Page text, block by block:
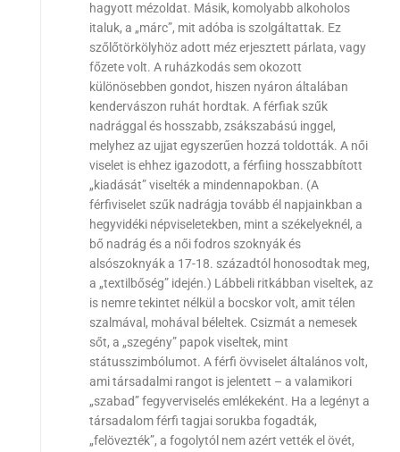
hagyott mézoldat. Másik, komolyabb alkoholos
italuk, a „márc”, mit adóba is szolgáltattak. Ez
szőlőtörkölyhöz adott méz erjesztett párlata, vagy
főzete volt. A ruházkodás sem okozott
különösebben gondot, hiszen nyáron általában
kendervászon ruhát hordtak. A férfiak szűk
nadrággal és hosszabb, zsákszabású inggel,
melyhez az ujjat egyszerűen hozzá toldották. A női
viselet is ehhez igazodott, a férfiing hosszabbított
„kiadását” viselték a mindennapokban. (A
férfiviselet szűk nadrágja tovább él napjainkban a
hegyvidéki népviseletekben, mint a székelyeknél, a
bő nadrág és a női fodros szoknyák és
alsószoknyák a 17-18. századtól honosodtak meg,
a „textilbőség” idején.) Lábbeli ritkábban viseltek, az
is nemre tekintet nélkül a bocskor volt, amit télen
szalmával, mohával béleltek. Csizmát a nemesek
sőt, a „szegény” papok viseltek, mint
státusszimbólumot. A férfi övviselet általános volt,
ami társadalmi rangot is jelentett – a valamikori
„szabad” fegyverviselés emlékeként. Ha a legényt a
társadalom férfi tagjai sorukba fogadták,
„felövezték”, a fogolytól nem azért vették el övét,